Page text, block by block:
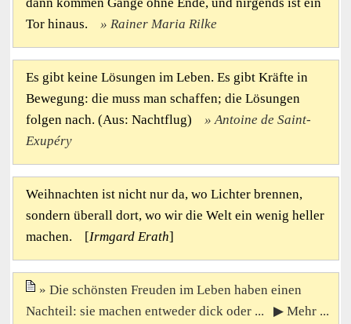
dann kommen Gänge ohne Ende, und nirgends ist ein
Tor hinaus.
Rainer Maria Rilke
Es gibt keine Lösungen im Leben. Es gibt Kräfte in
Bewegung: die muss man schaffen; die Lösungen
folgen nach. (Aus: Nachtflug)
Antoine de Saint-
Exupéry
Weihnachten ist nicht nur da, wo Lichter brennen,
sondern überall dort, wo wir die Welt ein wenig heller
machen. [Irmgard Erath]
Die schönsten Freuden im Leben haben einen
Nachteil: sie machen entweder dick oder ... ▶ Mehr ...